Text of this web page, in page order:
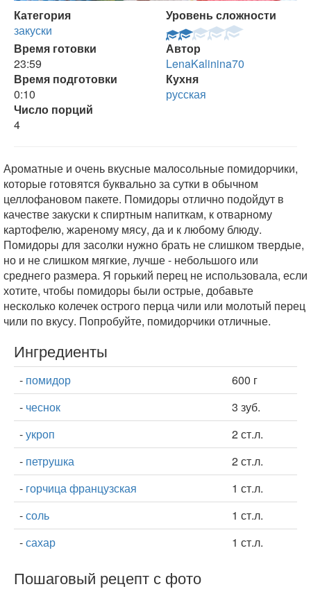
Категория
закуски
Уровень сложности
Время готовки
23:59
Автор
LenaKalinina70
Время подготовки
0:10
Кухня
русская
Число порций
4
Ароматные и очень вкусные малосольные помидорчики,
которые готовятся буквально за сутки в обычном
целлофановом пакете. Помидоры отлично подойдут в
качестве закуски к спиртным напиткам, к отварному
картофелю, жареному мясу, да и к любому блюду.
Помидоры для засолки нужно брать не слишком твердые,
но и не слишком мягкие, лучше - небольшого или
среднего размера. Я горький перец не использовала, если
хотите, чтобы помидоры были острые, добавьте
несколько колечек острого перца чили или молотый перец
чили по вкусу. Попробуйте, помидорчики отличные.
Ингредиенты
- помидор
600 г
- чеснок
3 зуб.
-укроп
2 ст.л.
- петрушка
2 ст.л.
- горчица французская
1 ст.л.
-соль
1 ст.л.
-сахар 1 ст.л.
Пошаговый рецепт с фото